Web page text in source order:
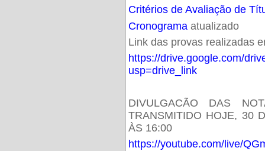
Critérios de Avaliação de
Cronogramaatualizado
Link das provas realizadas
https://drive.google.com/
usp=drive_link
DIVULGACÃO DAS
TRANSMITIDO HOJE, 30
ÀS 16:00
https://youtube.com/live/